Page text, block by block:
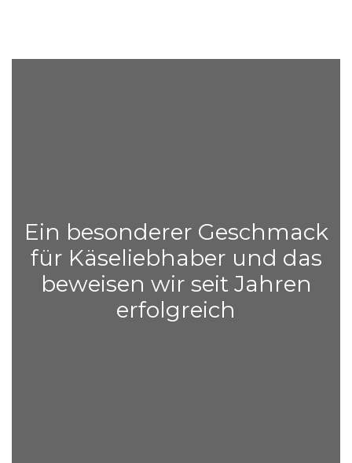
Ein besonderer Geschmack
für Käseliebhaber und das
beweisen wir seit Jahren
erfolgreich